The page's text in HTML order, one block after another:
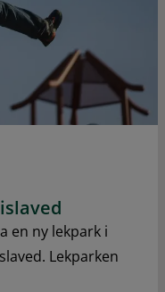
en ny lekpark i
Lekparken